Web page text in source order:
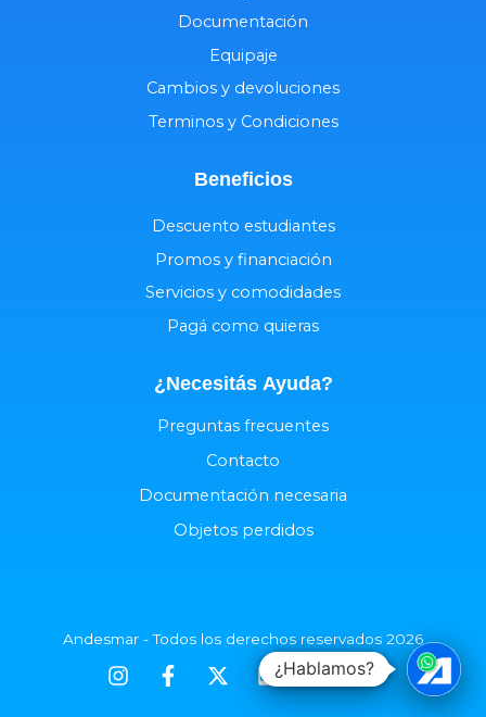
Documentación
Equipaje
Cambios y devoluciones
Terminos y Condiciones
Beneficios
Descuento estudiantes
Promos y financiación
Servicios y comodidades
Pagá como quieras
¿Necesitás Ayuda?
Preguntas frecuentes
Contacto
Documentación necesaria
Objetos perdidos
Andesmar - Todos los derechos reservados 2026
¿Hablamos?